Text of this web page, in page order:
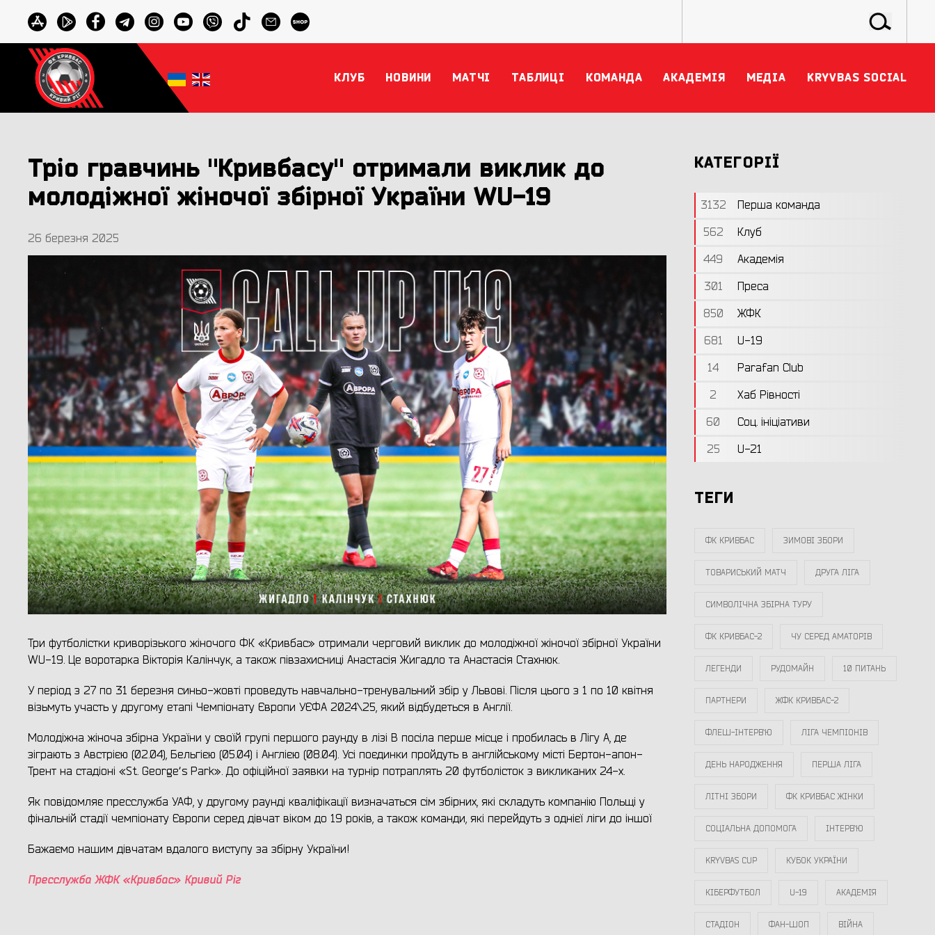
КЛУБ НОВИНИ МАТЧІ ТАБЛИЦІ КОМАНДА АКАДЕМІЯ МЕДІА KRYVBAS SOCIAL
Тріо гравчинь "Кривбасу" отримали виклик до
молодіжної жіночої збірної України WU-19
26 березня 2025
Три футболістки криворізького жіночого ФК «Кривбас» отримали черговий виклик до молодіжної жіночої збірної України
WU-19. Це воротарка Вікторія Калінчук, а також півзахисниці Анастасія Жигадло та Анастасія Стахнюк.
У період з 27 по 31 березня синьо-жовті проведуть навчально-тренувальний збір у Львові. Після цього з 1 по 10 квітня
візьмуть участь у другому етапі Чемпіонату Європи УЄФА 2024\25, який відбудеться в Англії.
Молодіжна жіноча збірна України у своїй групі першого раунду в лізі В посіла перше місце і пробилась в Лігу А, де
зіграють з Австрією (02.04), Бельгією (05.04) і Англією (08.04). Усі поєдинки пройдуть в англійському місті Бертон-апон-
Трент на стадіоні «St. Georgeʼs Park». До офіційної заявки на турнір потраплять 20 футболісток з викликаних 24-х.
Як повідомляє пресслужба УАФ, у другому раунді кваліфікації визначаться сім збірних, які складуть компанію Польщі у
фінальній стадії чемпіонату Європи серед дівчат віком до 19 років, а також команди, які перейдуть з однієї ліги до іншої
Бажаємо нашим дівчатам вдалого виступу за збірну України!
Пресслужба ЖФК «Кривбас» Кривий Ріг
КАТЕГОРІЇ
3132
Перша команда
562
Клуб
449
Академія
301
Преса
850
ЖФК
681
U-19
14
Parafan Club
2
Хаб Рівності
60
Соц. ініціативи
25
U-21
ТЕГИ
ФК КРИВБАС ЗИМОВІ ЗБОРИ
ТОВАРИСЬКИЙ МАТЧ ДРУГА ЛІГА
СИМВОЛІЧНА ЗБІРНА ТУРУ
ФК КРИВБАС-2 ЧУ СЕРЕД АМАТОРІВ
ЛЕГЕНДИ РУДОМАЙН 10 ПИТАНЬ
ПАРТНЕРИ ЖФК КРИВБАС-2
ФЛЕШ-ІНТЕРВ`Ю ЛІГА ЧЕМПІОНІВ
ДЕНЬ НАРОДЖЕННЯ ПЕРША ЛІГА
ЛІТНІ ЗБОРИ ФК КРИВБАС ЖІНКИ
СОЦІАЛЬНА ДОПОМОГА ІНТЕРВ`Ю
KRYVBAS CUP КУБОК УКРАЇНИ
КІБЕРФУТБОЛ U-19 АКАДЕМІЯ
СТАДІОН ФАН-ШОП ВІЙНА